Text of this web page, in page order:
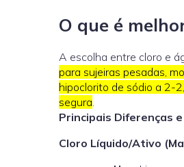
O que é
A escolha entre cloro e
para sujeiras pesadas,
hipoclorito de sódio a 2-
segura.
Principais Diferenças
Cloro Líquido/Ativo